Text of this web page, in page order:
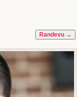
Randevu →